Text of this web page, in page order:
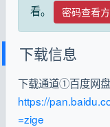
看。
密码查看
下载信息
下载通道①百度网盘
https://
=zige